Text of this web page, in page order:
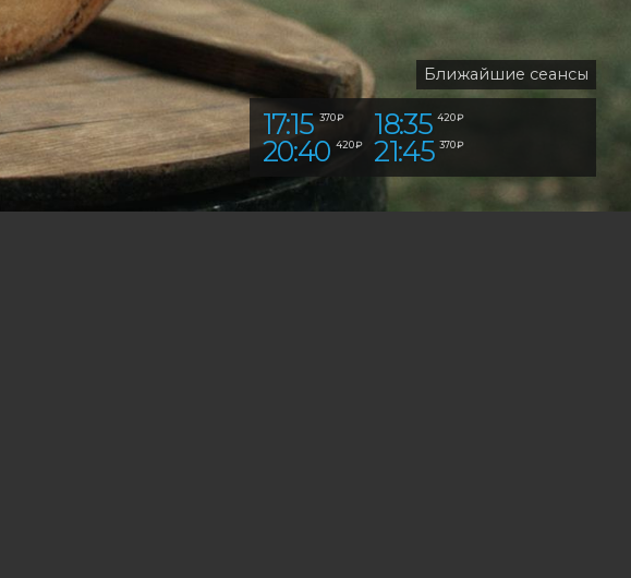
Ближайшие сеансы
17:15 370 ₽ 18:35 420 ₽
20:40 420 ₽ 21:45 370 ₽